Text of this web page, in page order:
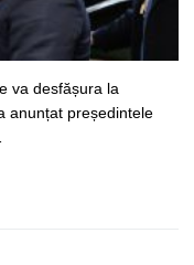
va desfășura la
anunțat președintele